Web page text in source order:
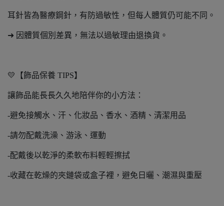
耳針皆為醫療鋼針，有防過敏性，但每人體質仍可能不同。
➜ 因體質個別差異，無法以過敏理由退換貨。
💛【飾品保養 TIPS】
讓飾品能長長久久地陪伴你的小方法：
-避免接觸水、汗、化妝品、香水、酒精、清潔用品
-請勿配戴洗澡、游泳、運動
-配戴後以乾淨的柔軟布料輕輕擦拭
-收藏在乾燥的夾鏈袋或盒子裡，避免日曬、潮濕與重壓